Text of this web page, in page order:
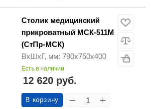
Столик медицинский
прикроватный МСК-511М
(СтПр-МСК)
ВхШхГ, мм: 790х750х400
Есть в наличии
12 620 руб.
В корзину